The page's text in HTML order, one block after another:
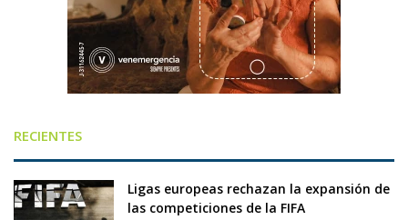
RECIENTES
Ligas europeas rechazan la expansión de
las competiciones de la FIFA